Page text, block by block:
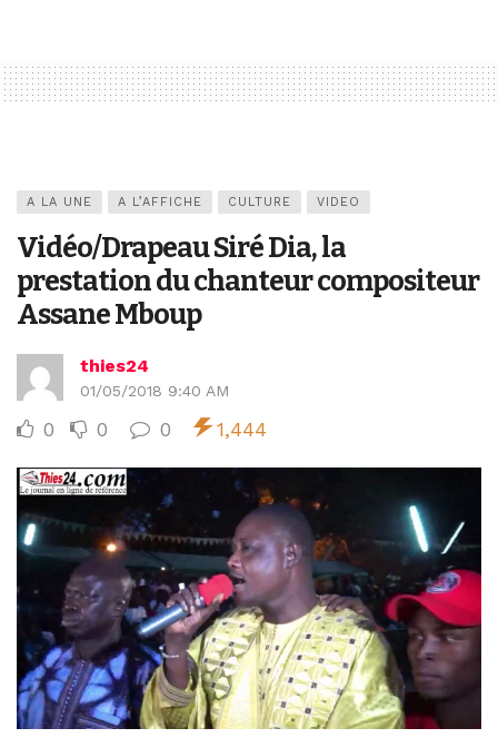
A LA UNE A L’AFFICHE CULTURE VIDEO
Vidéo/Drapeau Siré Dia, la
prestation du chanteur compositeur
Assane Mboup
thies24
01/05/2018 9:40 AM
0 0 0 1,444